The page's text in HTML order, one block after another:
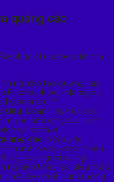
quảng cáo
Lead Ads diễn ra
nghiệp tạo quảng cáo
Ads Manager,
Generation”.
tiêu: Doanh nghiệp xác
muốn tiếp cận, dựa trên
và hành vi.
cáo: Nội dung
ảnh, video và văn bản
ý của người dùng.
nghiệp thiết lập biểu mẫu
thể tùy chỉnh các trường